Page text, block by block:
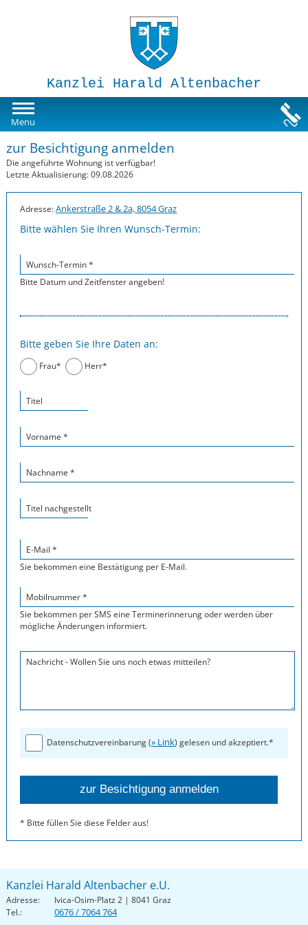
Kanzlei Harald Altenbacher
Menu
Susi-Sorglos Anlegerwohnungen
Impressum
zur Besichtigung anmelden
Die angeführte Wohnung ist verfügbar!
Letzte Aktualisierung: 09.08.2026
Adresse:Ankerstraße 2 & 2a, 8054 Graz
Bitte wählen Sie Ihren Wunsch-Termin:
Wunsch-Termin *
Bitte Datum und Zeitfenster angeben!
Bitte geben Sie Ihre Daten an:
Frau* Herr*
Titel
Vorname *
Nachname *
Titel nachgestellt
E-Mail *
Sie bekommen eine Bestätigung per E-Mail.
Mobilnummer *
Sie bekommen per SMS eine Terminerinnerung oder werden über
mögliche Änderungen informiert.
Nachricht - Wollen Sie uns noch etwas mitteilen?
Datenschutzvereinbarung (» Link) gelesen und akzeptiert.*
* Bitte füllen Sie diese Felder aus!
Kanzlei Harald Altenbacher e.U.
Adresse:
Ivica-Osim-Platz 2 | 8041 Graz
Tel.:
0676 / 7064 764